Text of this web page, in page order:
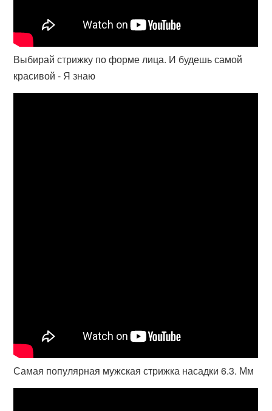
Выбирай стрижку по форме лица. И будешь самой
красивой - Я знаю
Самая популярная мужская стрижка насадки 6.3. Мм